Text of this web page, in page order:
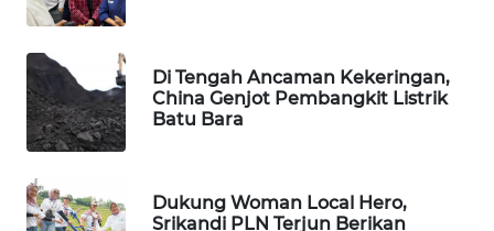
Di Tengah Ancaman Kekeringan,
China Genjot Pembangkit Listrik
Batu Bara
Dukung Woman Local Hero,
Srikandi PLN Terjun Berikan
JAKARTA
NEWS
KRT